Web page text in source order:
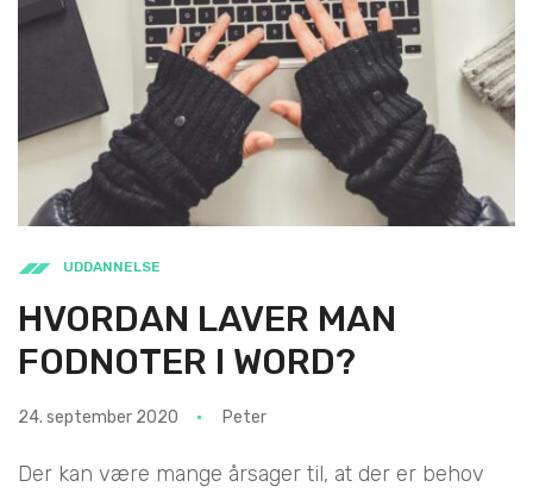
UDDANNELSE
HVORDAN LAVER MAN
FODNOTER I WORD?
24. september 2020 Peter
Der kan være mange årsager til, at der er behov